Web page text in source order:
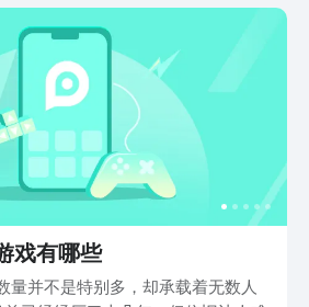
戏有哪些
量并不是特别多，却承载着无数人